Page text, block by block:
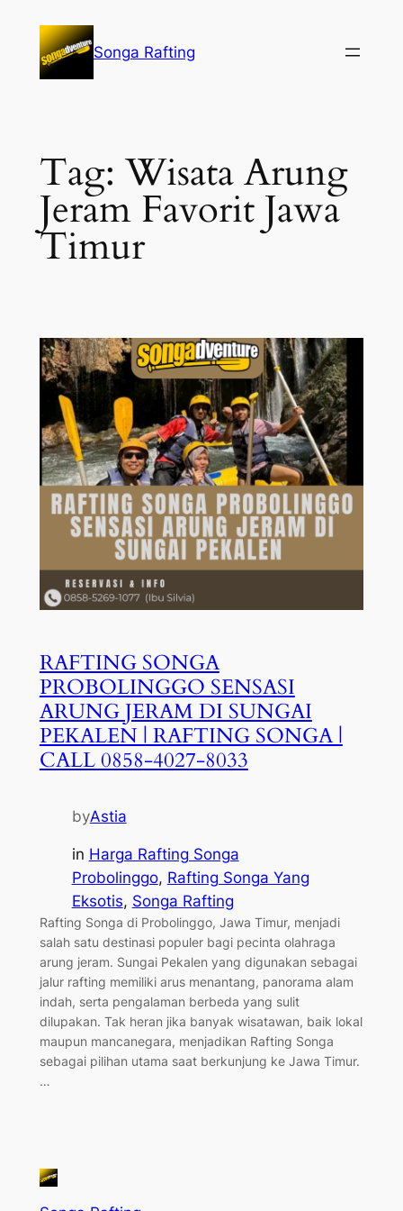
konten
Songa Rafting
Tag:Wisata Arung
Jeram Favorit Jawa
Timur
RAFTING SONGA
PROBOLINGGO SENSASI
ARUNG JERAM DI SUNGAI
PEKALEN | RAFTING SONGA |
CALL 0858-4027-8033
byAstia
in Harga Rafting Songa
Probolinggo, Rafting Songa Yang
Eksotis, Songa Rafting
Rafting Songa di Probolinggo, Jawa Timur, menjadi
salah satu destinasi populer bagi pecinta olahraga
arung jeram. Sungai Pekalen yang digunakan sebagai
jalur rafting memiliki arus menantang, panorama alam
indah, serta pengalaman berbeda yang sulit
dilupakan. Tak heran jika banyak wisatawan, baik lokal
maupun mancanegara, menjadikan Rafting Songa
sebagai pilihan utama saat berkunjung ke Jawa Timur.
…